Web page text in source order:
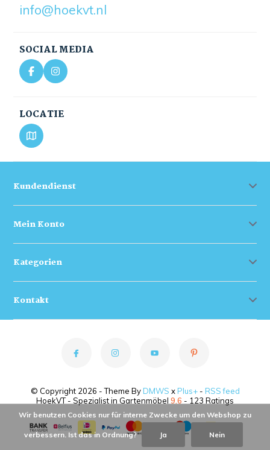
info@hoekvt.nl
SOCIAL MEDIA
LOCATIE
Kundendienst
Mein Konto
Kategorien
Kontakt
© Copyright 2026 - Theme By DMWS x Plus+- RSS feed
HoekVT - Spezialist in Gartenmöbel 9.6 - 123 Ratings
Wir benutzen Cookies nur für interne Zwecke um den Webshop zu
verbessern. Ist das in Ordnung? Ja Nein